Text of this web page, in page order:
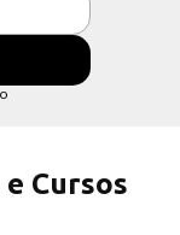
Cursos